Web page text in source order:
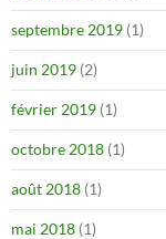
septembre 2019 (1)
juin 2019 (2)
février 2019 (1)
octobre 2018 (1)
août 2018 (1)
mai 2018 (1)